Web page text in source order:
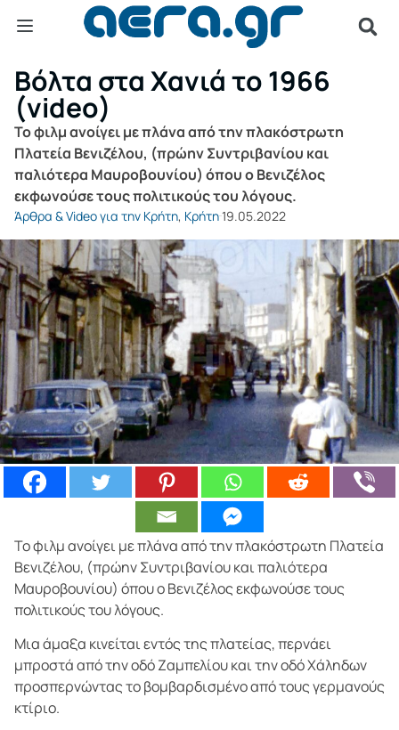
Βόλτα στα Χανιά το 1966
(video)
Το φιλμ ανοίγει με πλάνα από την πλακόστρωτη
Πλατεία Βενιζέλου, (πρώην Συντριβανίου και
παλιότερα Μαυροβουνίου) όπου ο Βενιζέλος
εκφωνούσε τους πολιτικούς του λόγους.
Άρθρα & Video για την Κρήτη, Κρήτη19.05.2022
Το φιλμ ανοίγει με πλάνα από την πλακόστρωτη Πλατεία
Βενιζέλου, (πρώην Συντριβανίου και παλιότερα
Μαυροβουνίου) όπου ο Βενιζέλος εκφωνούσε τους
πολιτικούς του λόγους.
Μια άμαξα κινείται εντός της πλατείας, περνάει
μπροστά από την οδό Ζαμπελίου και την οδό Χάληδων
προσπερνώντας το βομβαρδισμένο από τους γερμανούς
κτίριο.